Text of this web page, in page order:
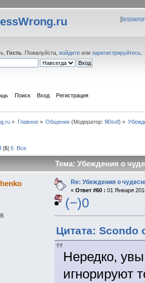
[
Гость . Пожалуйста, войдите или зарегистрируйтесь
Поиск Вход Регистрация
» Главное» Общение(Модератор: fil0sof) »
[5]6 Все
Тема: Убеждения о
Re: Убеждения о
« Ответ #60 : 01 Января
(−)0
Цитата: Scondo
Нередко,
игнорируют